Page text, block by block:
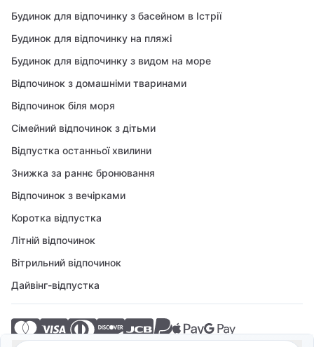
Будинок для відпочинку з басейном в Істрії
Будинок для відпочинку на пляжі
Будинок для відпочинку з видом на море
Відпочинок з домашніми тваринами
Відпочинок біля моря
Сімейний відпочинок з дітьми
Відпустка останньої хвилини
Знижка за раннє бронювання
Відпочинок з вечірками
Коротка відпустка
Літній відпочинок
Вітрильний відпочинок
Дайвінг-відпустка